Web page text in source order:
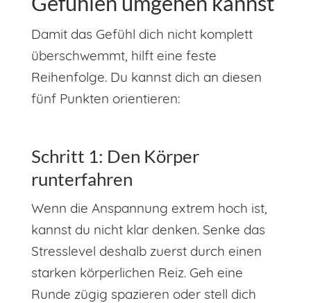
Damit das Gefühl dich nicht komplett
überschwemmt, hilft eine feste
Reihenfolge. Du kannst dich an diesen
fünf Punkten orientieren:
Schritt 1: Den Körper
runterfahren
Wenn die Anspannung extrem hoch ist,
kannst du nicht klar denken. Senke das
Stresslevel deshalb zuerst durch einen
starken körperlichen Reiz. Geh eine
Runde zügig spazieren oder stell dich